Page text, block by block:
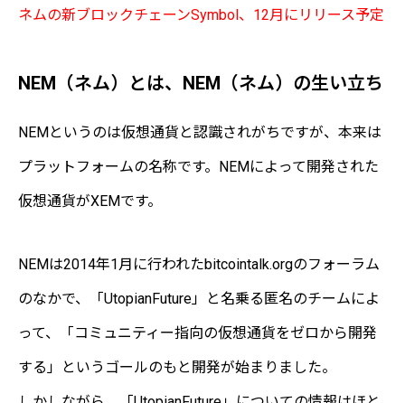
ネムの新ブロックチェーンSymbol、12月にリリース予定
NEM（ネム）とは、NEM（ネム）の生い立ち
NEMというのは仮想通貨と認識されがちですが、本来は
プラットフォームの名称です。NEMによって開発された
仮想通貨がXEMです。
NEMは2014年1月に行われたbitcointalk.orgのフォーラム
のなかで、「UtopianFuture」と名乗る匿名のチームによ
って、「コミュニティー指向の仮想通貨をゼロから開発
する」というゴールのもと開発が始まりました。